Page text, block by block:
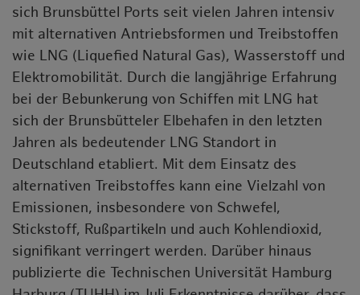
sich Brunsbüttel Ports seit vielen Jahren intensiv
mit alternativen Antriebsformen und Treibstoffen
wie LNG (Liquefied Natural Gas), Wasserstoff und
Elektromobilität. Durch die langjährige Erfahrung
bei der Bebunkerung von Schiffen mit LNG hat
sich der Brunsbütteler Elbehafen in den letzten
Jahren als bedeutender LNG Standort in
Deutschland etabliert. Mit dem Einsatz des
alternativen Treibstoffes kann eine Vielzahl von
Emissionen, insbesondere von Schwefel,
Stickstoff, Rußpartikeln und auch Kohlendioxid,
signifikant verringert werden. Darüber hinaus
publizierte die Technischen Universität Hamburg